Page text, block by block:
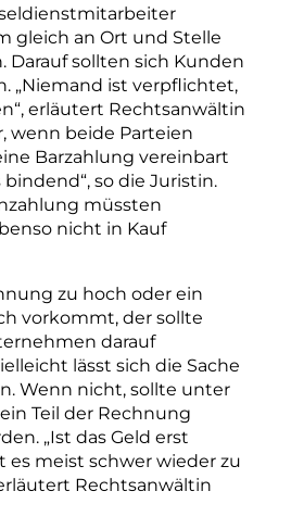
gleich an Ort und Stelle
Darauf sollten sich Kunden
„Niemand ist verpflichtet,
erläutert Rechtsanwältin
wenn beide Parteien
Barzahlung vereinbart
so die Juristin.
müssten
nicht in Kauf
zu hoch oder ein
vorkommt, der sollte
darauf
lässt sich die Sache
Wenn nicht, sollte unter
Teil der Rechnung
„Ist das Geld erst
es meist schwer wieder zu
Rechtsanwältin